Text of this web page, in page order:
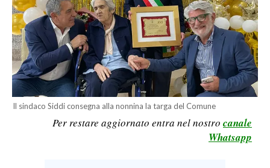
POLITICA
ECONOMIA
SERVIZI ALLE IMPRESE
LAVORO
BANDI
Il sindaco Siddi consegna alla nonnina la targa del Comune
Per restare aggiornato entra nel nostro canale
Whatsapp